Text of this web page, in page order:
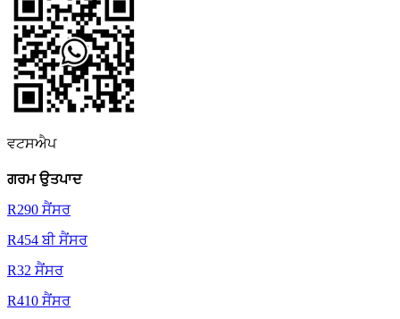
ਵਟਸਐਪ
ਗਰਮ ਉਤਪਾਦ
R290 ਸੈਂਸਰ
R454 ਬੀ ਸੈਂਸਰ
R32 ਸੈਂਸਰ
R410 ਸੈਂਸਰ